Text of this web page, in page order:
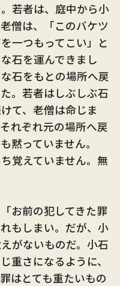
若者は、庭中から小
僧は、「このバケツ
一つもってこい」と
石を運んできまし
石をもとの場所へ戻
。若者はしぶしぶ石
て、老僧は命じま
れぞれ元の場所へ戻
黙っていません。
覚えていません。無
お前の犯してきた罪
もしまい。だが、小
がないものだ。小石
重さになるように、
はとても重たいもの